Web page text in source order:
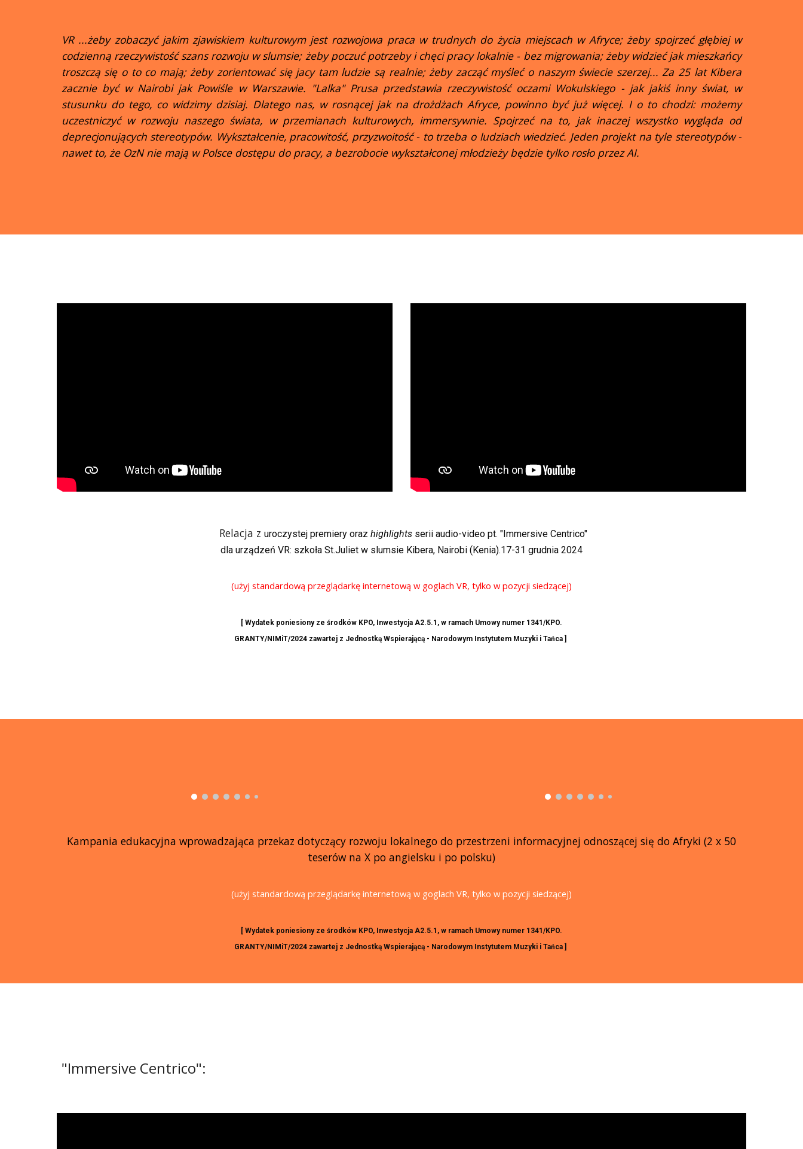
VR ...żeby zobaczyć jakim zjawiskiem kulturowym jest rozwojowa praca w trudnych do życia miejscach w Afryce; żeby spojrzeć głębiej w
codzienną rzeczywistość szans rozwoju w slumsie; żeby poczuć potrzeby i chęci pracy lokalnie - bez migrowania; żeby widzieć jak mieszkańcy
troszczą się o to co mają; żeby zorientować się jacy tam ludzie są realnie; żeby zacząć myśleć o naszym świecie szerzej... Za 25 lat Kibera
zacznie być w Nairobi jak Powiśle w Warszawie. "Lalka" Prusa przedstawia rzeczywistość oczami Wokulskiego - jak jakiś inny świat, w
stusunku do tego, co widzimy dzisiaj. Dlatego nas, w rosnącej jak na drożdżach Afryce, powinno być już więcej. I o to chodzi: możemy
uczestniczyć w rozwoju naszego świata, w przemianach kulturowych, immersywnie. Spojrzeć na to, jak inaczej wszystko wygląda od
deprecjonujących stereotypów. Wykształcenie, pracowitość, przyzwoitość - to trzeba o ludziach wiedzieć. Jeden projekt na tyle stereotypów -
nawet to, że OzN nie mają w Polsce dostępu do pracy, a bezrobocie wykształconej młodzieży będzie tylko rosło przez AI.
Relacja z uroczystejpremiery oraz highlights seriiaudio-video pt. "Immersive Centrico"
dla urządzeń VR: szkoła St.Juliet w slumsie Kibera, Nairobi (Kenia).17-31 grudnia 2024
(użyj standardową przeglądarkę internetową w goglach VR, tylko w pozycji siedzącej)
[ Wydatek poniesiony ze środków KPO, Inwestycja A2.5.1, w ramach Umowy numer 1341/KPO.
GRANTY/NIMiT/2024 zawartej z Jednostką Wspierającą - Narodowym Instytutem Muzyki i Tańca ]
Kampania edukacyjna wprowadzająca przekaz dotyczący rozwoju lokalnego do przestrzeni informacyjnej odnoszącej się do Afryki (2 x 50
teserów na X po angielsku i po polsku)
(użyj standardową przeglądarkę internetową w goglach VR, tylko w pozycji siedzącej)
[ Wydatek poniesiony ze środków KPO, Inwestycja A2.5.1, w ramach Umowy numer 1341/KPO.
GRANTY/NIMiT/2024 zawartej z Jednostką Wspierającą - Narodowym Instytutem Muzyki i Tańca ]
"Immersive Centrico":